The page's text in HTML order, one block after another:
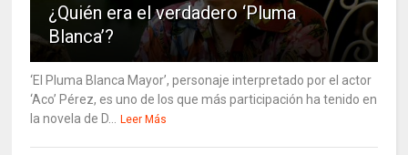
¿Quién era el verdadero ‘Pluma
Blanca’?
‘El Pluma Blanca Mayor’, personaje interpretado por el actor
‘Aco’ Pérez, es uno de los que más participación ha tenido en
la novela de D...
Leer Más